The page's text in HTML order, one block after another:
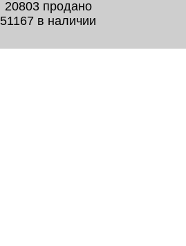
20803 продано
51167 в наличии